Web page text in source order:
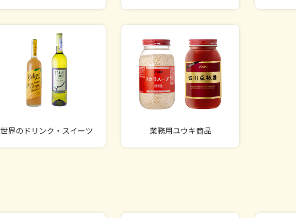
世界のドリンク・スイーツ 業務用ユウキ商品